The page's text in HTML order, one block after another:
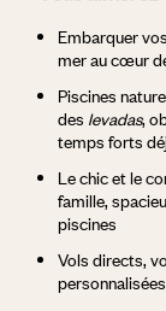
Embarquer vos
mer au cœur
Piscines
des levadas,
temps forts
Le chic et le
famille,
piscines
Vols directs,